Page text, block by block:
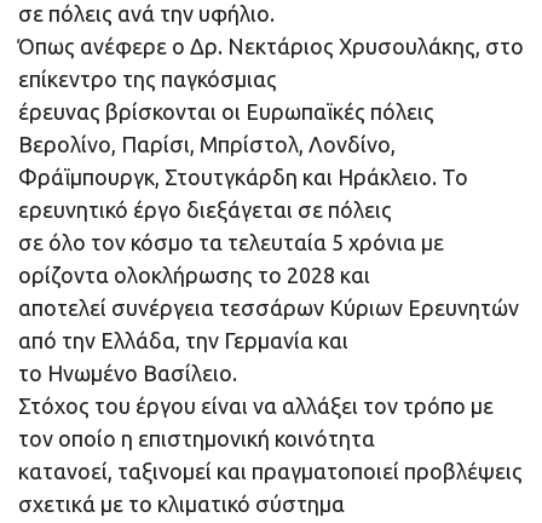
σε πόλεις ανά την υφήλιο.
Όπως ανέφερε ο Δρ. Νεκτάριος Χρυσουλάκης, στο
επίκεντρο της παγκόσμιας
έρευνας βρίσκονται οι Ευρωπαϊκές πόλεις
Βερολίνο, Παρίσι, Μπρίστολ, Λονδίνο,
Φράϊμπουργκ, Στουτγκάρδη και Ηράκλειο. Το
ερευνητικό έργο διεξάγεται σε πόλεις
σε όλο τον κόσμο τα τελευταία 5 χρόνια με
ορίζοντα ολοκλήρωσης το 2028 και
αποτελεί συνέργεια τεσσάρων Κύριων Ερευνητών
από την Ελλάδα, την Γερμανία και
το Ηνωμένο Βασίλειο.
Στόχος του έργου είναι να αλλάξει τον τρόπο με
τον οποίο η επιστημονική κοινότητα
κατανοεί, ταξινομεί και πραγματοποιεί προβλέψεις
σχετικά με το κλιματικό σύστημα